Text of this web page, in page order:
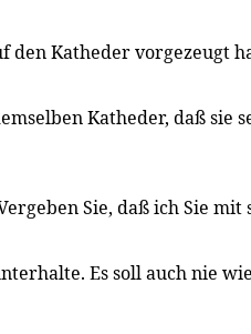
den Katheder vorgezeugt
Katheder, daß sie
Sie, daß ich Sie mit
Es soll auch nie